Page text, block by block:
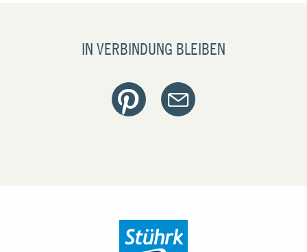
IN VERBINDUNG BLEIBEN